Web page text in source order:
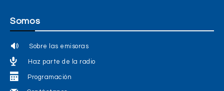
Somos
Sobre las emisoras
Haz parte de la radio
Programación